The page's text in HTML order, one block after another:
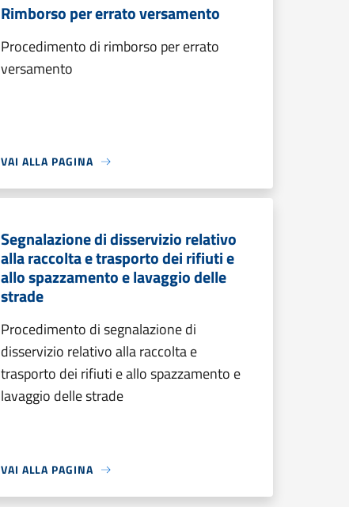
Rimborso per errato versamento
Procedimento di rimborso per errato
versamento
VAI ALLA PAGINA
Segnalazione di disservizio relativo
alla raccolta e trasporto dei rifiuti e
allo spazzamento e lavaggio delle
strade
Procedimento di segnalazione di
disservizio relativo alla raccolta e
trasporto dei rifiuti e allo spazzamento e
lavaggio delle strade
VAI ALLA PAGINA